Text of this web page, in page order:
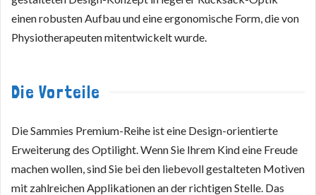
einen robusten Aufbau und eine ergonomische Form, die von
Physiotherapeuten mitentwickelt wurde.
Die Vorteile
Die Sammies Premium-Reihe ist eine Design-orientierte
Erweiterung des Optilight. Wenn Sie Ihrem Kind eine Freude
machen wollen, sind Sie bei den liebevoll gestalteten Motiven
mit zahlreichen Applikationen an der richtigen Stelle. Das